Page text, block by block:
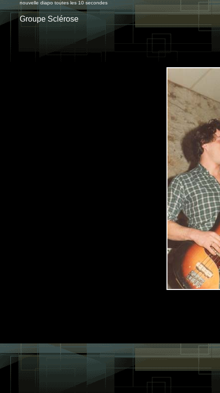
nouvelle diapo toutes les 10 secondes
Groupe Sclérose